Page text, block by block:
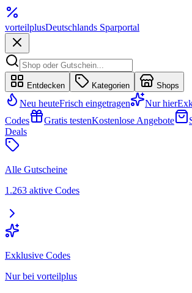
vorteilplusDeutschlands Sparportal
Entdecken Kategorien Shops
Neu heuteFrisch eingetragen Nur hier
Codes
Gratis testenKostenlose Angebote
Deals
Alle Gutscheine
1.263 aktive Codes
Exklusive Codes
Nur bei vorteilplus